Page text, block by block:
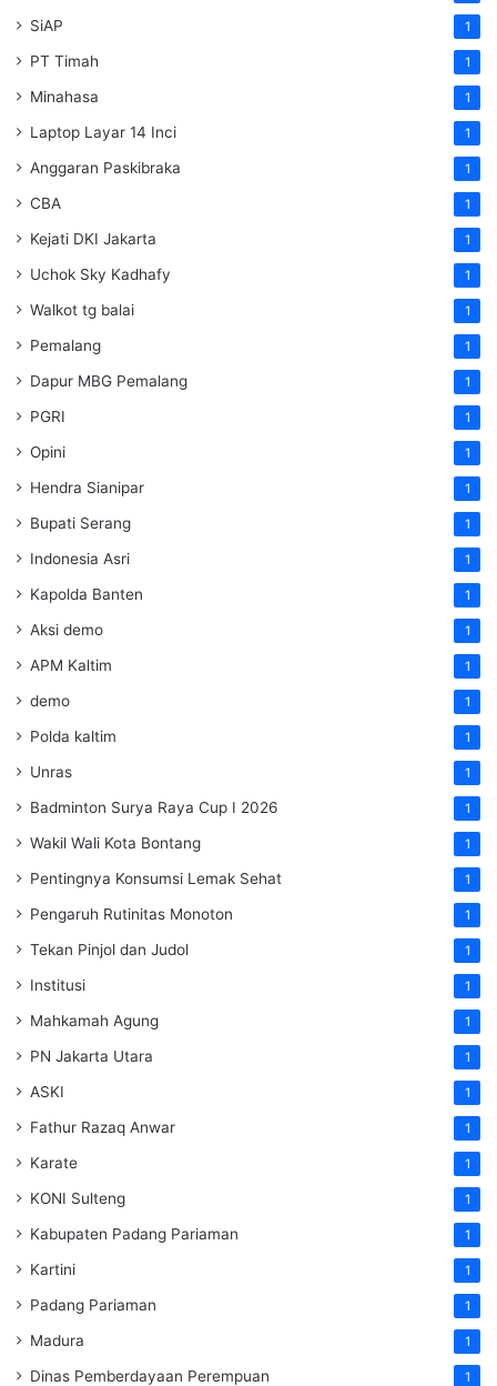
SiAP 1
PT Timah 1
Minahasa 1
Laptop Layar 14 Inci 1
Anggaran Paskibraka 1
CBA 1
Kejati DKI Jakarta 1
Uchok Sky Kadhafy 1
Walkot tg balai 1
Pemalang 1
Dapur MBG Pemalang 1
PGRI 1
Opini 1
Hendra Sianipar 1
Bupati Serang 1
Indonesia Asri 1
Kapolda Banten 1
Aksi demo 1
APM Kaltim 1
demo 1
Polda kaltim 1
Unras 1
Badminton Surya Raya Cup I 2026 1
Wakil Wali Kota Bontang 1
Pentingnya Konsumsi Lemak Sehat 1
Pengaruh Rutinitas Monoton 1
Tekan Pinjol dan Judol 1
Institusi 1
Mahkamah Agung 1
PN Jakarta Utara 1
ASKI 1
Fathur Razaq Anwar 1
Karate 1
KONI Sulteng 1
Kabupaten Padang Pariaman 1
Kartini 1
Padang Pariaman 1
Madura 1
Dinas Pemberdayaan Perempuan 1